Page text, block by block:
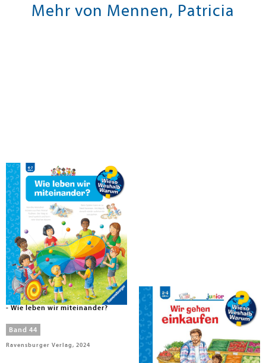
Mehr von Mennen, Patricia
Mennen, Patricia
Wieso? Weshalb? Warum? Band 44
- Wie leben wir miteinander?
Band 44
Ravensburger Verlag, 2024
Mennen, Patricia
Wieso? Weshalb? Warum? junior,
Band 50 - Wir gehen einkaufen
Band 50
Ravensburger Verlag, 2024